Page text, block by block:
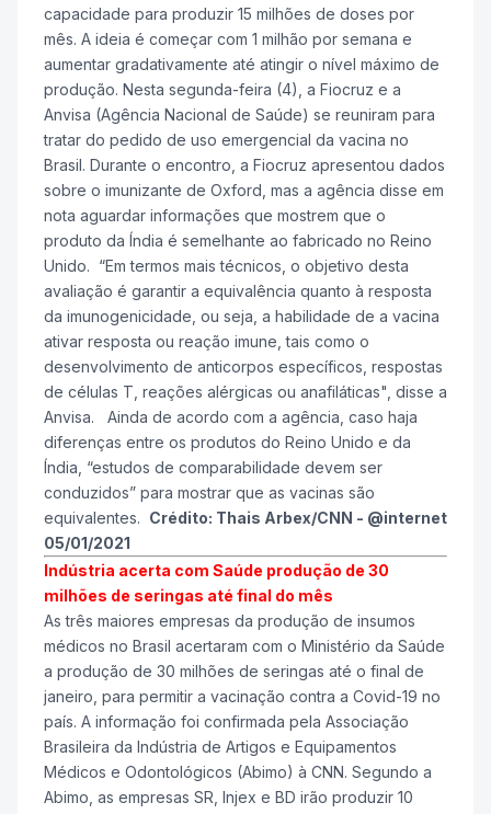
capacidade para produzir 15 milhões de doses por
mês. A ideia é começar com 1 milhão por semana e
aumentar gradativamente até atingir o nível máximo de
produção. Nesta segunda-feira (4), a Fiocruz e a
Anvisa (Agência Nacional de Saúde) se reuniram para
tratar do pedido de uso emergencial da vacina no
Brasil. Durante o encontro, a Fiocruz apresentou dados
sobre o imunizante de Oxford, mas a agência disse em
nota aguardar informações que mostrem que o
produto da Índia é semelhante ao fabricado no Reino
Unido. “Em termos mais técnicos, o objetivo desta
avaliação é garantir a equivalência quanto à resposta
da imunogenicidade, ou seja, a habilidade de a vacina
ativar resposta ou reação imune, tais como o
desenvolvimento de anticorpos específicos, respostas
de células T, reações alérgicas ou anafiláticas", disse a
Anvisa. Ainda de acordo com a agência, caso haja
diferenças entre os produtos do Reino Unido e da
Índia, “estudos de comparabilidade devem ser
conduzidos” para mostrar que as vacinas são
equivalentes. Crédito: Thais Arbex/CNN - @internet
05/01/2021
Indústria acerta com Saúde produção de 30
milhões de seringas até final do mês
As três maiores empresas da produção de insumos
médicos no Brasil acertaram com o Ministério da Saúde
a produção de 30 milhões de seringas até o final de
janeiro, para permitir a vacinação contra a Covid-19 no
país. A informação foi confirmada pela Associação
Brasileira da Indústria de Artigos e Equipamentos
Médicos e Odontológicos (Abimo) à CNN. Segundo a
Abimo, as empresas SR, Injex e BD irão produzir 10